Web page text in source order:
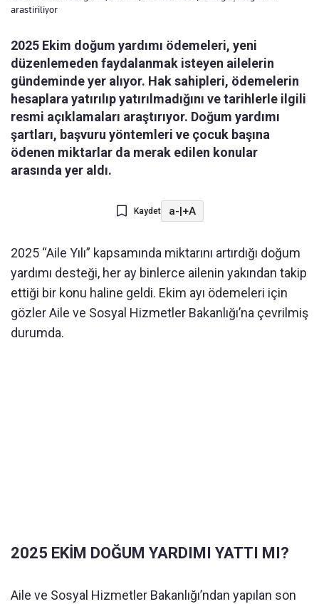
arastiriliyor
2025 Ekim doğum yardımı ödemeleri, yeni
düzenlemeden faydalanmak isteyen ailelerin
gündeminde yer alıyor. Hak sahipleri, ödemelerin
hesaplara yatırılıp yatırılmadığını ve tarihlerle ilgili
resmi açıklamaları araştırıyor. Doğum yardımı
şartları, başvuru yöntemleri ve çocuk başına
ödenen miktarlar da merak edilen konular
arasında yer aldı.
Kaydet a-|+A
2025 “Aile Yılı” kapsamında miktarını artırdığı doğum
yardımı desteği, her ay binlerce ailenin yakından takip
ettiği bir konu haline geldi. Ekim ayı ödemeleri için
gözler Aile ve Sosyal Hizmetler Bakanlığı’na çevrilmiş
durumda.
2025 EKİM DOĞUM YARDIMI YATTI MI?
Aile ve Sosyal Hizmetler Bakanlığı’ndan yapılan son